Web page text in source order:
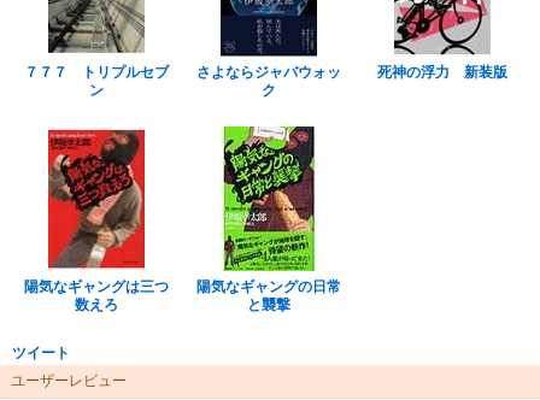
７７７ トリプルセブ
ン
さよならジャバウォッ
ク
死神の浮力 新装版
陽気なギャングは三つ
数えろ
陽気なギャングの日常
と襲撃
ツイート
ユーザーレビュー